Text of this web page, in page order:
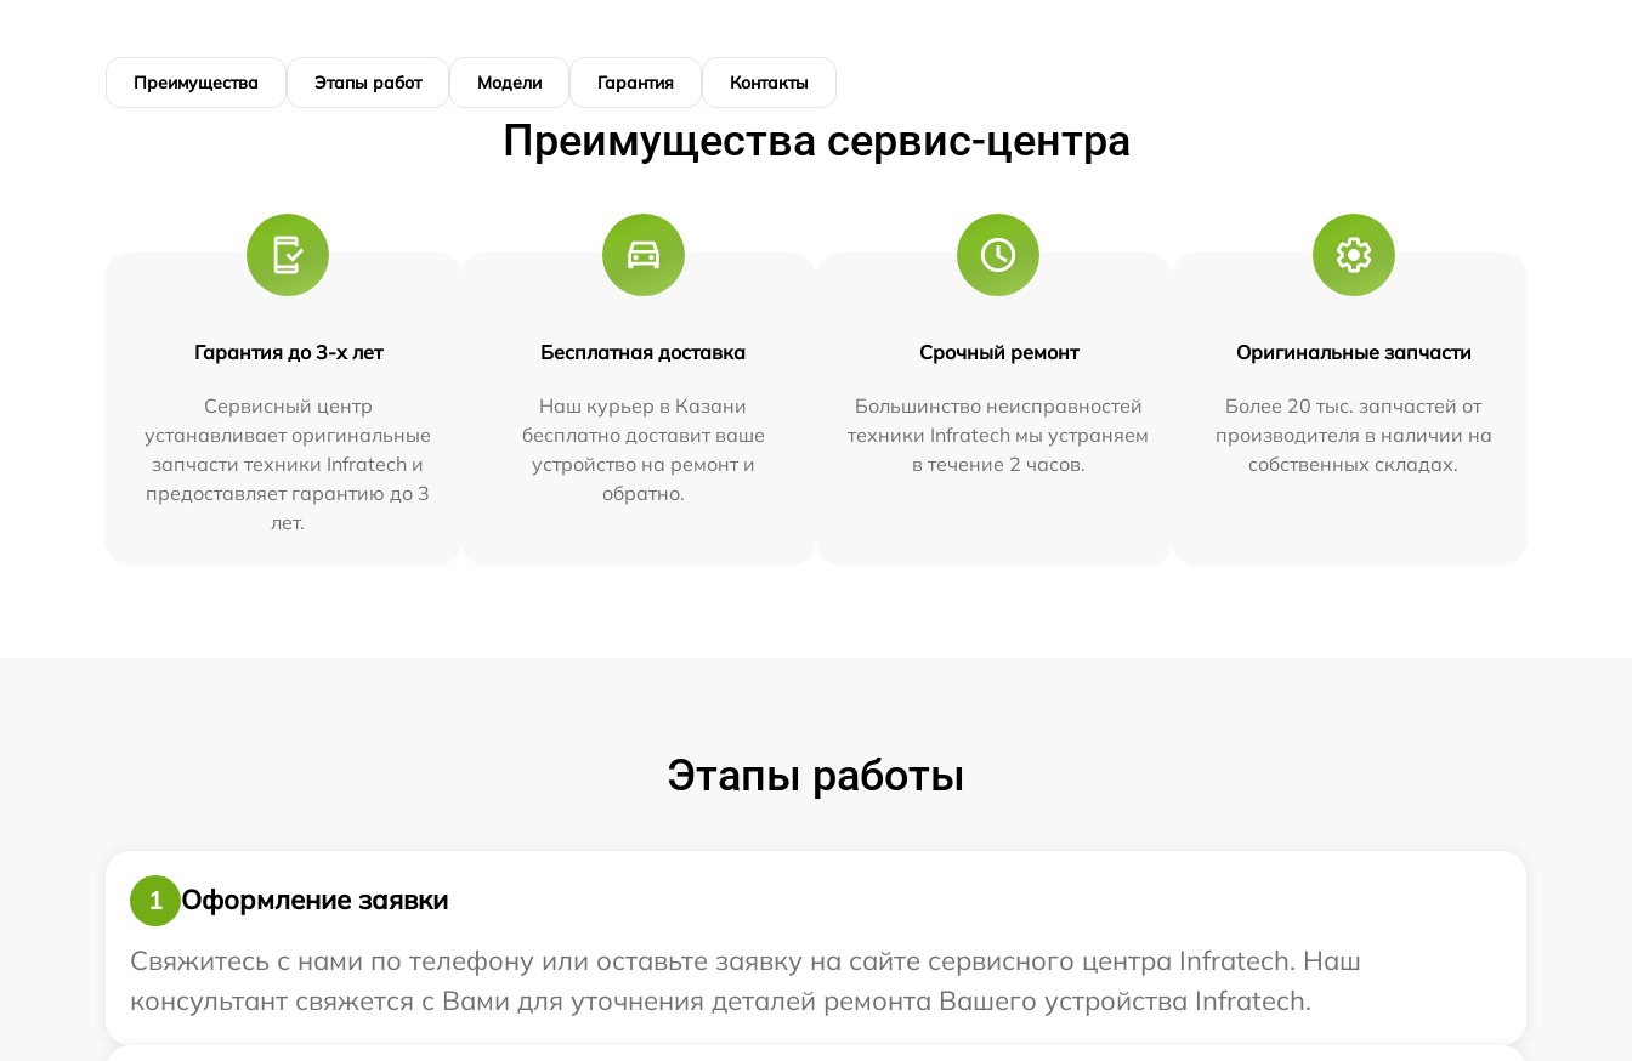
Преимущества Этапы работ Модели Гарантия Контакты
Преимущества сервис-центра
Гарантия до 3-х лет
Сервисный центр
устанавливает оригинальные
запчасти техники Infratech и
предоставляет гарантию до 3
лет.
Бесплатная доставка
Наш курьер в Казани
бесплатно доставит ваше
устройство на ремонт и
обратно.
Срочный ремонт
Большинство неисправностей
техники Infratech мы устраняем
в течение 2 часов.
Оригинальные запчасти
Более 20 тыс. запчастей от
производителя в наличии на
собственных складах.
Этапы работы
1
Оформление заявки
Свяжитесь с нами по телефону или оставьте заявку на сайте сервисного центра Infratech. Наш
консультант свяжется с Вами для уточнения деталей ремонта Вашего устройства Infratech.